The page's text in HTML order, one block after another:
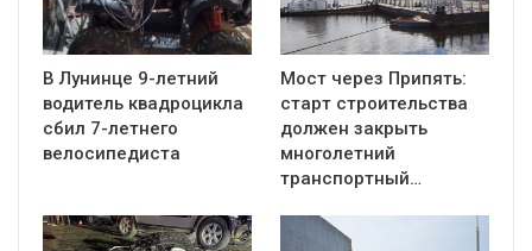
В Лунинце 9-летний
водитель квадроцикла
сбил 7-летнего
велосипедиста
Мост через Припять:
старт строительства
должен закрыть
многолетний
транспортный…